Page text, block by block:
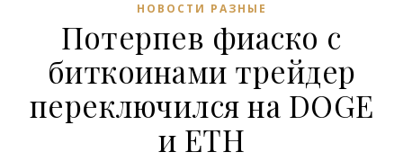
НОВОСТИ РАЗНЫЕ
Потерпев фиаско с
биткоинами трейдер
переключился на DOGE
и ETH